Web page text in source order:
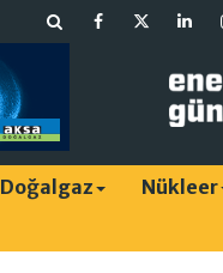
Doğalgaz
Nükleer